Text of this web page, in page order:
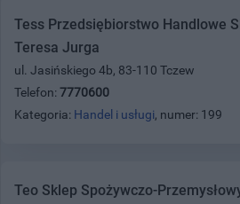
Tess Przedsiębiorstwo Handlowe
Teresa Jurga
ul. Jasińskiego 4b, 83-110 Tczew
Telefon: 7770600
Kategoria: Handel i usługi, numer: 199
Teo Sklep Spożywczo-